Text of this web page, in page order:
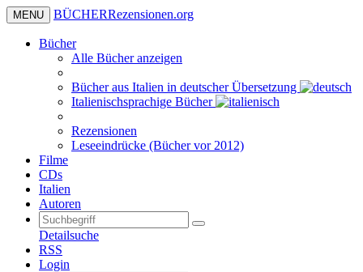
MENU BÜCHERRezensionen.org
Bücher
Alle Bücher anzeigen
Bücher aus Italien in deutscher Übersetzung
Italienischsprachige Bücher
Rezensionen
Leseeindrücke (Bücher vor 2012)
Filme
CDs
Italien
Autoren
Detailsuche
RSS
Login